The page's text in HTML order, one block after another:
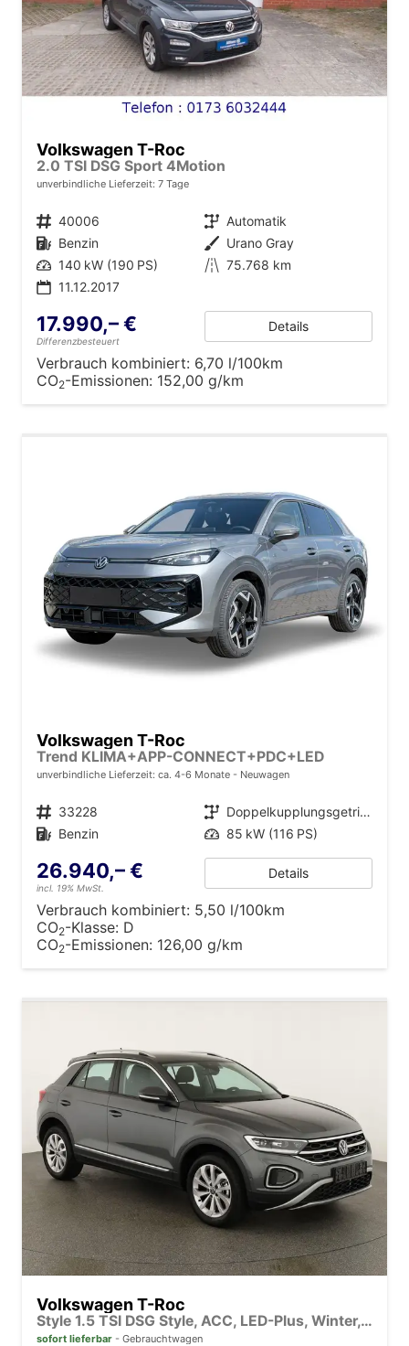
Volkswagen T-Roc
2.0 TSI DSG Sport 4Motion
unverbindliche Lieferzeit: 7 Tage
Fahrzeugnr. 40006 Getriebe Automatik
Kraftstoff Benzin Außenfarbe Urano Gray
Leistung 140 kW (190 PS) Kilometerstand 75.768 km
11.12.2017
17.990,– €
Differenzbesteuert
Details
Verbrauch kombiniert: 6,70 l/100km
CO2-Emissionen: 152,00 g/km
Volkswagen T-Roc
Trend KLIMA+APP-CONNECT+PDC+LED
unverbindliche Lieferzeit: ca. 4-6 Monate Neuwagen
Fahrzeugnr. 33228 Getriebe
Doppelkupplungsgetriebe (DSG)
Kraftstoff Benzin Leistung 85 kW (116 PS)
26.940,– €
incl. 19% MwSt.
Details
Verbrauch kombiniert: 5,50 l/100km
CO2-Klasse: D
CO2-Emissionen: 126,00 g/km
Volkswagen T-Roc
Style 1.5 TSI DSG Style, ACC, LED-Plus, Winter, 17-Zoll
sofort lieferbar Gebrauchtwagen